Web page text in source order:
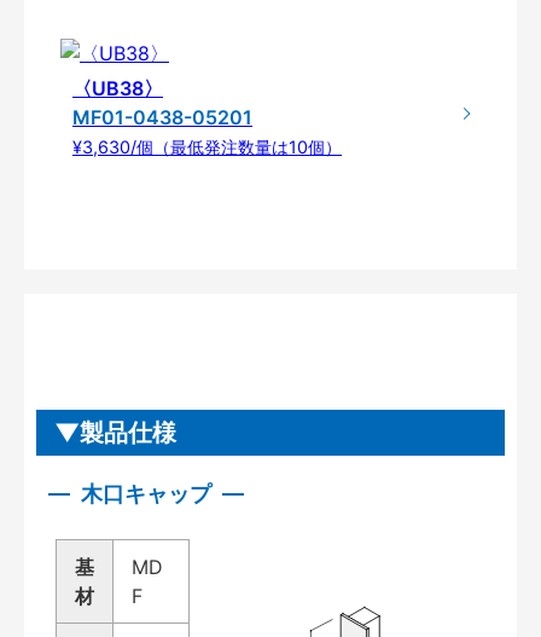
〈UB38〉
MF01-0438-05201
¥3,630/個（最低発注数量は10個）
製品仕様
木口キャップ
基
材
MD
F